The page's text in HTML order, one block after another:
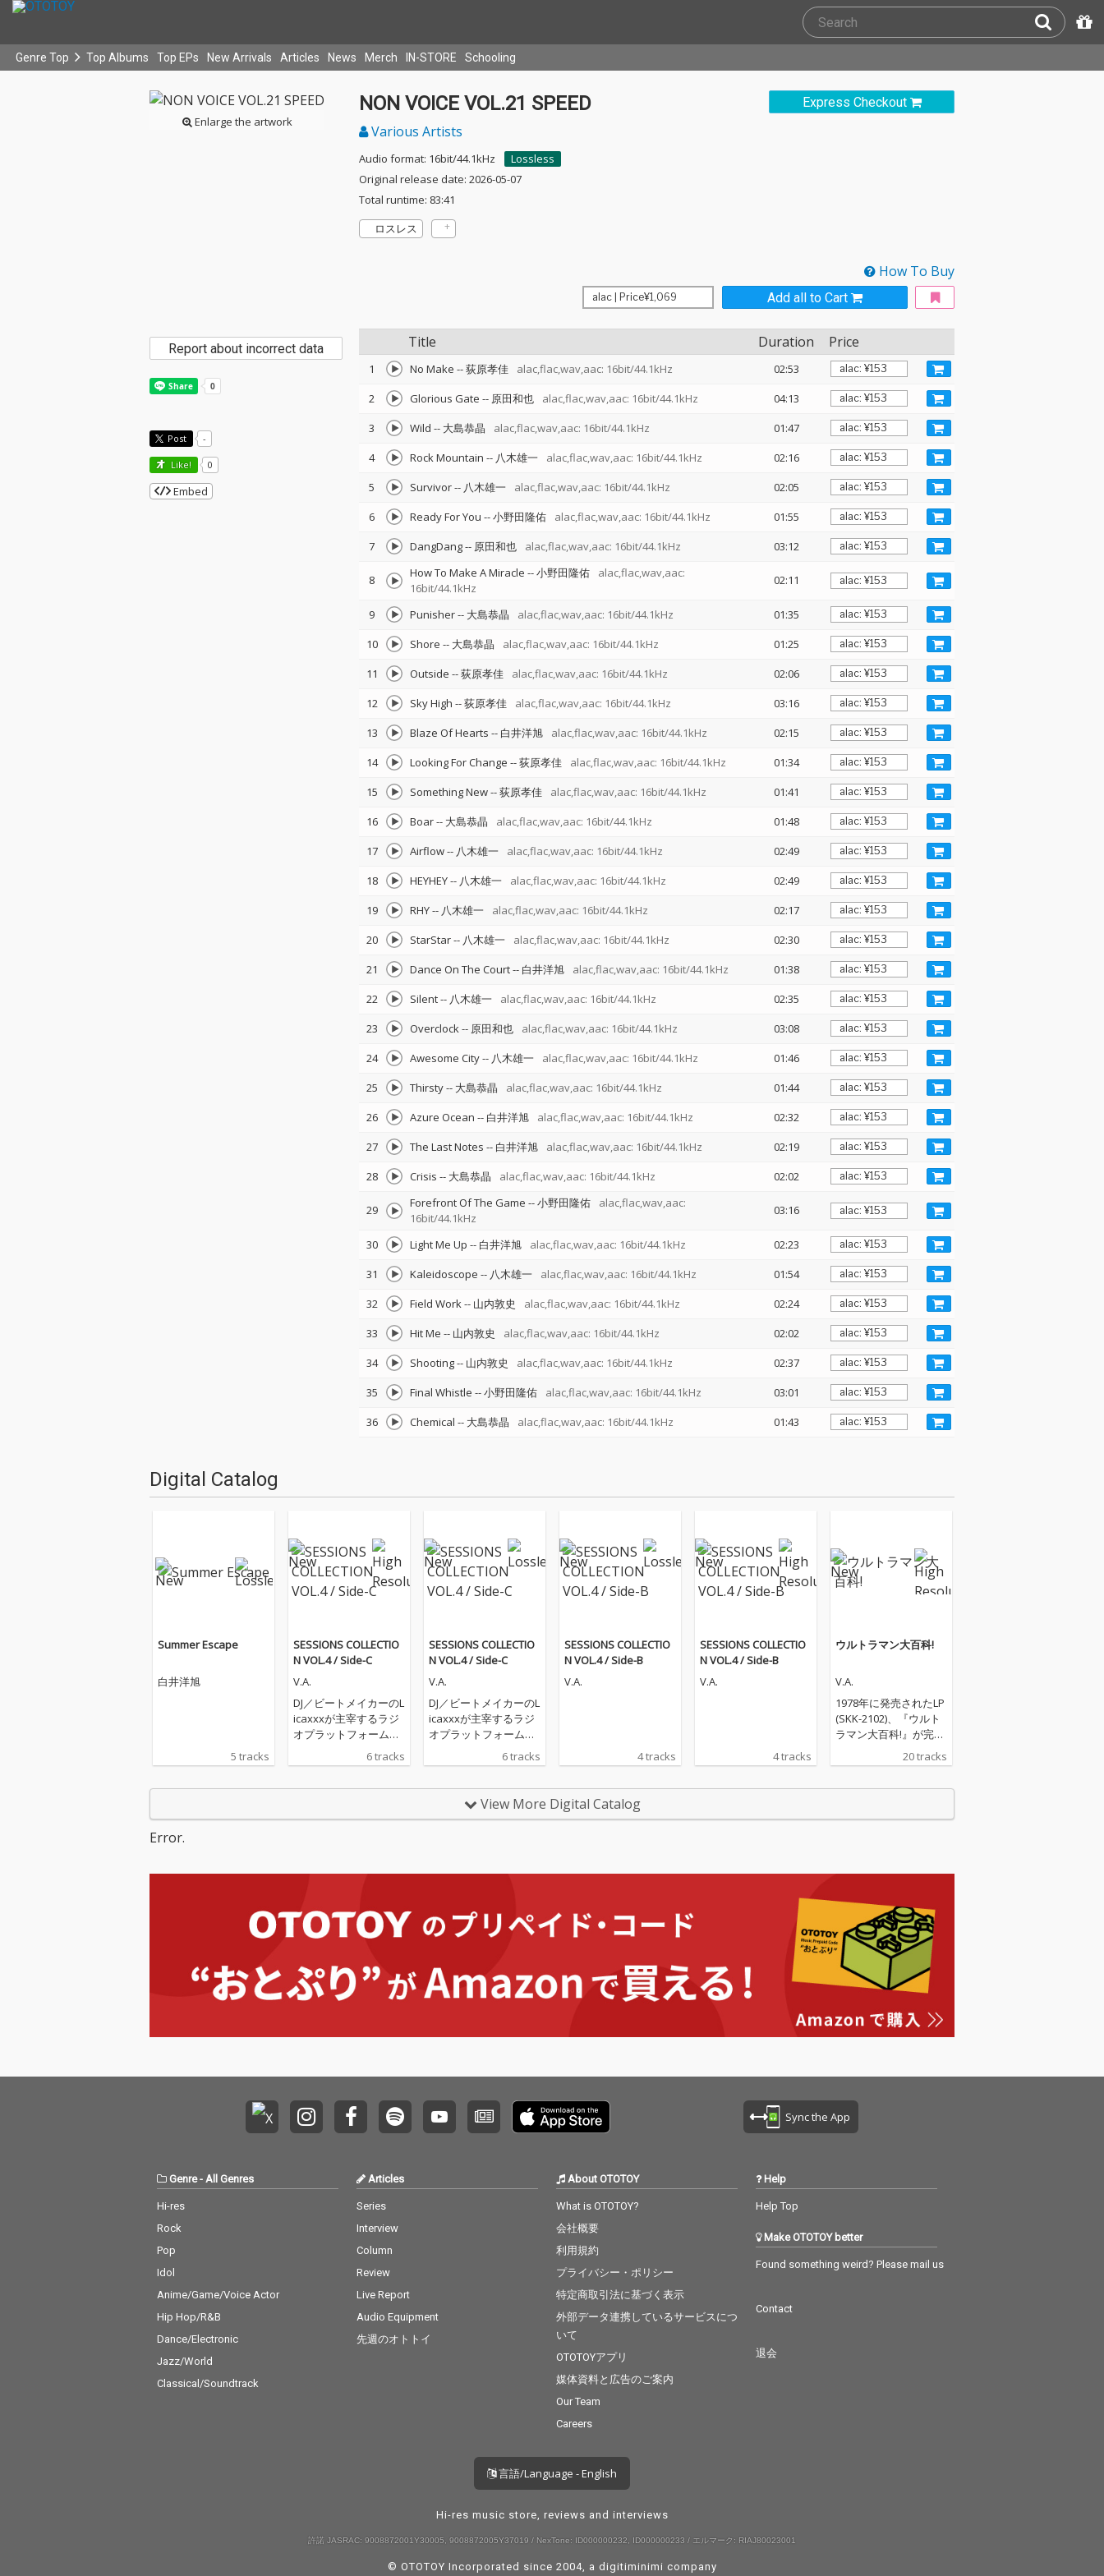
Genre Top Top Albums Top EPs New Arrivals Articles News Merch IN-STORE Schooling
Enlarge the artwork
Express Checkout
NON VOICE VOL.21 SPEED
Various Artists
Audio format: 16bit/44.1kHz
Lossless
Original release date: 2026-05-07
Total runtime: 83:41
ロスレス
How To Buy
Add all to Cart
Title Duration Price
1 No Make --荻原孝佳 alac,flac,wav,aac: 16bit/44.1kHz
02:53
2
Glorious Gate -- 原田和也 alac,flac,wav,aac: 16bit/44.1kHz
04:13
3
Wild -- 大島恭晶 alac,flac,wav,aac: 16bit/44.1kHz
01:47
4
Rock Mountain -- 八木雄一 alac,flac,wav,aac: 16bit/44.1kHz
02:16
5
Survivor-- 八木雄一 alac,flac,wav,aac: 16bit/44.1kHz
02:05
6
Ready For You --小野田隆佑 alac,flac,wav,aac: 16bit/44.1kHz
01:55
7
DangDang-- 原田和也 alac,flac,wav,aac: 16bit/44.1kHz 03:12
8 How To Make A Miracle --小野田隆佑
alac,flac,wav,aac:
16bit/44.1kHz
02:11
9 Punisher-- 大島恭晶 alac,flac,wav,aac: 16bit/44.1kHz
01:35
10
Shore -- 大島恭晶 alac,flac,wav,aac: 16bit/44.1kHz
01:25
11
Outside --荻原孝佳 alac,flac,wav,aac: 16bit/44.1kHz
02:06
12
Sky High --荻原孝佳 alac,flac,wav,aac: 16bit/44.1kHz
03:16
13
Blaze Of Hearts -- 白井洋旭 alac,flac,wav,aac: 16bit/44.1kHz
02:15
14
Looking For Change --荻原孝佳 alac,flac,wav,aac: 16bit/44.1kHz
01:34
15
Something New--荻原孝佳 alac,flac,wav,aac: 16bit/44.1kHz
01:41
16
Boar-- 大島恭晶 alac,flac,wav,aac: 16bit/44.1kHz
01:48
17
Airflow-- 八木雄一 alac,flac,wav,aac: 16bit/44.1kHz
02:49
18
HEYHEY-- 八木雄一 alac,flac,wav,aac: 16bit/44.1kHz
02:49
19
RHY-- 八木雄一 alac,flac,wav,aac: 16bit/44.1kHz
02:17
20
StarStar-- 八木雄一 alac,flac,wav,aac: 16bit/44.1kHz
02:30
21
Dance On The Court-- 白井洋旭 alac,flac,wav,aac: 16bit/44.1kHz
01:38
22
Silent-- 八木雄一 alac,flac,wav,aac: 16bit/44.1kHz
02:35
23
Overclock-- 原田和也 alac,flac,wav,aac: 16bit/44.1kHz
03:08
24
Awesome City-- 八木雄一 alac,flac,wav,aac: 16bit/44.1kHz
01:46
25
Thirsty-- 大島恭晶 alac,flac,wav,aac: 16bit/44.1kHz
01:44
26
Azure Ocean -- 白井洋旭 alac,flac,wav,aac: 16bit/44.1kHz
02:32
27
The Last Notes -- 白井洋旭 alac,flac,wav,aac: 16bit/44.1kHz
02:19
28
Crisis -- 大島恭晶 alac,flac,wav,aac: 16bit/44.1kHz 02:02
29 Forefront Of The Game --小野田隆佑
alac,flac,wav,aac:
16bit/44.1kHz
03:16
30 Light Me Up -- 白井洋旭 alac,flac,wav,aac: 16bit/44.1kHz
02:23
31
Kaleidoscope -- 八木雄一 alac,flac,wav,aac: 16bit/44.1kHz
01:54
32
Field Work-- 山内敦史 alac,flac,wav,aac: 16bit/44.1kHz
02:24
33
Hit Me -- 山内敦史 alac,flac,wav,aac: 16bit/44.1kHz
02:02
34
Shooting-- 山内敦史 alac,flac,wav,aac: 16bit/44.1kHz
02:37
35
Final Whistle --小野田隆佑 alac,flac,wav,aac: 16bit/44.1kHz
03:01
36
Chemical -- 大島恭晶 alac,flac,wav,aac: 16bit/44.1kHz 01:43
Report about incorrect data
Post -
Like! 0
Embed
Digital Catalog
Summer Escape
白井洋旭
5 tracks
SESSIONS COLLECTIO
N VOL.4 / Side-C
V.A.
DJ／ビートメイカーのL
icaxxxが主宰するラジ
オプラットフォーム
「Tokyo Community R
adio」の育成プログラ
ースされる。 “session
リエイターたちが集
い、対話や共同制作を
み出していく育成プロ
グラム。本作には、そ
の過程で出会ったアー
L.4』は、単なるコンピ
く、異なるバックグラ
ウンドや感性を持つア
した創作の記録でもあ
る。 「Side-C」では、
これまでのシリーズと
空気感を持つ楽曲群を
収録。それぞれの個性
れた楽曲たちは、現在
進行形のダンスミュー
ジックシーンだけでな
く、新たな音楽表現の
可能性を映し出してい
6 tracks
SESSIONS COLLECTIO
N VOL.4 / Side-C
V.A.
DJ／ビートメイカーのL
icaxxxが主宰するラジ
オプラットフォーム
「Tokyo Community R
adio」の育成プログラ
れたデジタルコンピレ
ーションEP『SESSION
ースされる。 “session
リエイターたちが集
い、対話や共同制作を
み出していく育成プロ
グラム。本作には、そ
の過程で出会ったアー
L.4』は、単なるコンピ
く、異なるバックグラ
ウンドや感性を持つア
る。 「Side-C」では、
ジックシーンだけでな
作品となっている。
6 tracks
SESSIONS COLLECTIO
N VOL.4 / Side-B
V.A.
4 tracks
SESSIONS COLLECTIO
N VOL.4 / Side-B
V.A.
4 tracks
ウルトラマン大百科!
V.A.
1978年に発売されたLP
(SKK-2102)、『ウルト
ラマン大百科!』が完全
復刻。内容は、ウルト
ラQからウルトラマン
グテープからリマスタ
20 tracks
View More Digital Catalog
Error.
Sync the App
Genre- All Genres
Hi-res
Rock
Pop
Idol
Anime/Game/Voice Actor
Hip Hop/R&B
Dance/Electronic
Jazz/World
Classical/Soundtrack
Articles
Series
Interview
Column
Review
Live Report
Audio Equipment
先週のオトトイ
About OTOTOY
What is OTOTOY?
会社概要
利用規約
プライバシー・ポリシー
特定商取引法に基づく表示
外部データ連携しているサービスにつ
いて
OTOTOYアプリ
媒体資料と広告のご案内
Our Team
Careers
Help
Help Top
Make OTOTOY better
Found something weird? Please mail us
Contact
退会
言語/Language - English
Hi-res music store, reviews and interviews
許諾 JASRAC: 9008872001Y30005, 9008872005Y37019 / NexTone: ID000000232, ID000000233 / エルマーク: RIAJ80023001
© OTOTOY Incorporated since 2004, a digitiminimi company